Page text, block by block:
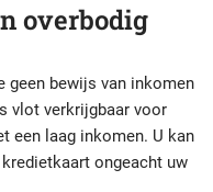
overbodig
geen bewijs van inkomen
vlot verkrijgbaar voor
een laag inkomen. U kan
ongeacht uw